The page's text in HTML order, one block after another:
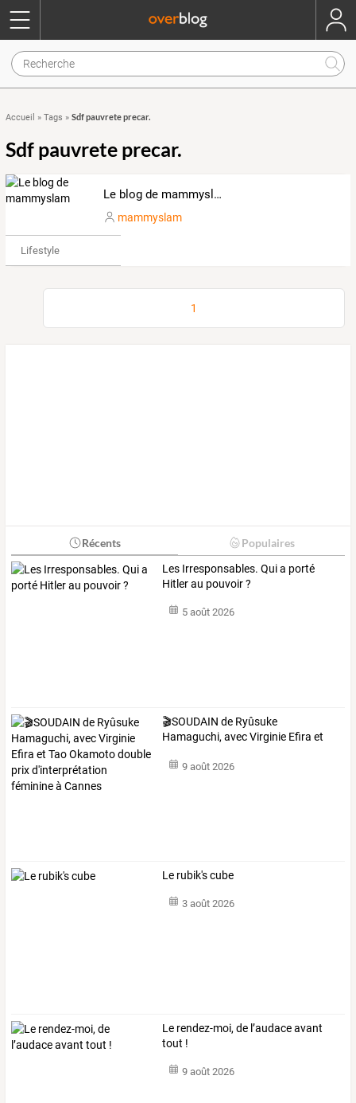
Accueil » Tags » Sdf pauvrete precar.
Sdf pauvrete precar.
Le blog de mammyslam
mammyslam
Lifestyle
1
Récents Populaires
Les Irresponsables. Qui a porté
Hitler au pouvoir ?
5 août 2026
🎬SOUDAIN de Ryûsuke
Hamaguchi, avecVirginie Efira et
9 août 2026
Le rubik's cube
3 août 2026
Le rendez-moi, de l’audace avant
tout !
9 août 2026